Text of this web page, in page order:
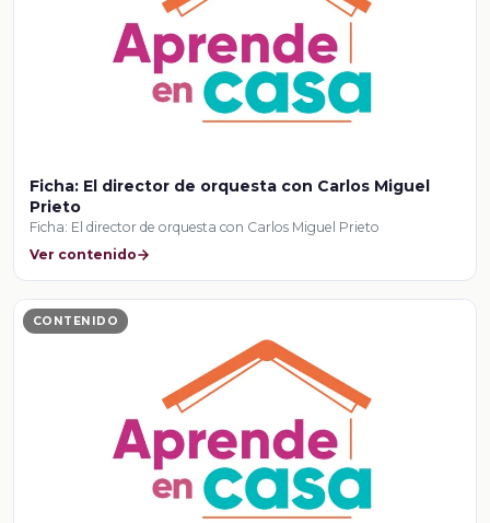
Ficha: El director de orquesta con Carlos Miguel
Prieto
Ficha: El director de orquesta con Carlos Miguel Prieto
Ver contenido
CONTENIDO